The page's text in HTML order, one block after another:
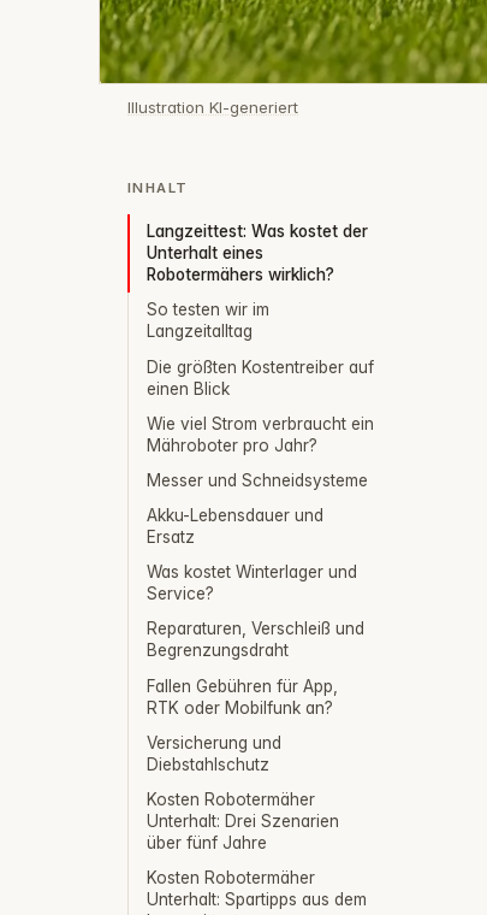
Illustration KI-generiert
INHALT
Langzeittest: Was kostet der
Unterhalt eines
Robotermähers wirklich?
So testen wir im
Langzeitalltag
Die größten Kostentreiber auf
einen Blick
Wie viel Strom verbraucht ein
Mähroboter pro Jahr?
Messer und Schneidsysteme
Akku-Lebensdauer und
Ersatz
Was kostet Winterlager und
Service?
Reparaturen, Verschleiß und
Begrenzungsdraht
Fallen Gebühren für App,
RTK oder Mobilfunk an?
Versicherung und
Diebstahlschutz
Kosten Robotermäher
Unterhalt: Drei Szenarien
über fünf Jahre
Kosten Robotermäher
Unterhalt: Spartipps aus dem